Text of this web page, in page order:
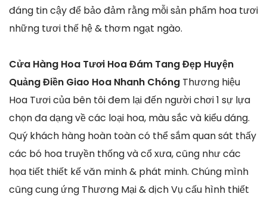
đáng tin cậy để bảo đảm rằng mỗi sản phẩm hoa tươi
những tươi thế hệ & thơm ngạt ngào.
Cửa Hàng Hoa Tươi Hoa Đám Tang Đẹp Huyện
Quảng Điền Giao Hoa Nhanh Chóng Thương hiệu
Hoa Tươi của bên tôi đem lại đến người chơi 1 sự lựa
chọn đa dạng về các loại hoa, màu sắc và kiểu dáng.
Quý khách hàng hoàn toàn có thể sắm quan sát thấy
các bó hoa truyền thống và cổ xưa, cũng như các
họa tiết thiết kế văn minh & phát minh. Chúng mình
cũng cung ứng Thương Mại & dịch Vụ cấu hình thiết